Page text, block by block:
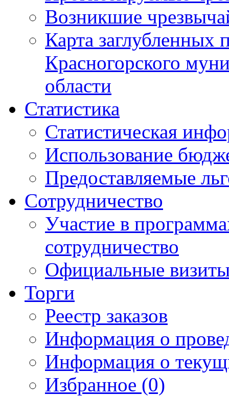
Возникшие
Карта
Красногорского
области
Статистика
Статистическая
Использование
Предоставляемые
Сотрудничество
Участие в
сотрудничество
Официальные
Торги
Реестр заказов
Информация о
Информация о
Избранное (0)